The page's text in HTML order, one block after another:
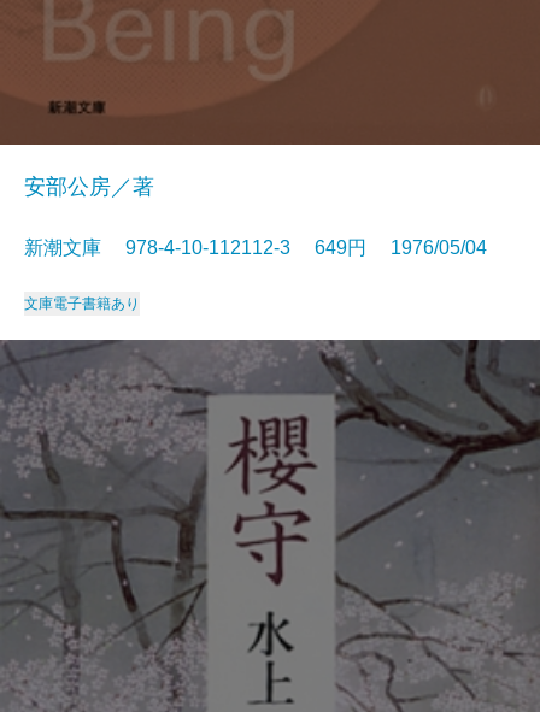
安部公房／著
新潮文庫 978-4-10-112112-3 649円 1976/05/04
文庫電子書籍あり